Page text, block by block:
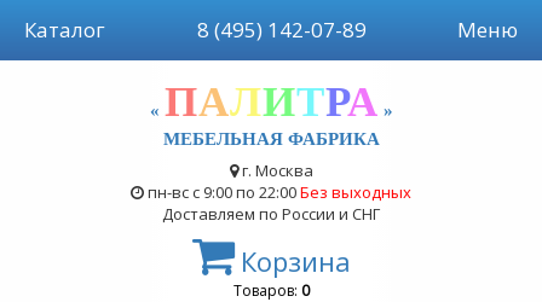
« ПАЛИТРА »
МЕБЕЛЬНАЯ ФАБРИКА
г. Москва
пн-вс с 9:00 по 22:00Без выходных
Доставляем по России и СНГ
Корзина
Товаров: 0
Каталог 8 (495) 142-07-89 Меню